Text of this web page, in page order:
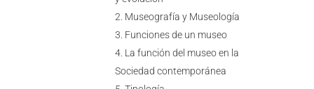
Museografía y Museología
Funciones de un museo
La función del museo en la
Sociedad contemporánea